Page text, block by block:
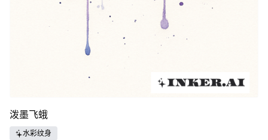
泼墨飞蛾
水彩纹身